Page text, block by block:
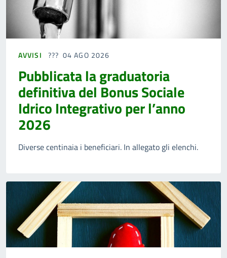
AVVISI 04 AGO 2026
Pubblicata la graduatoria
definitiva del Bonus Sociale
Idrico Integrativo per l’anno
2026
Diverse centinaia i beneficiari. In allegato gli elenchi.